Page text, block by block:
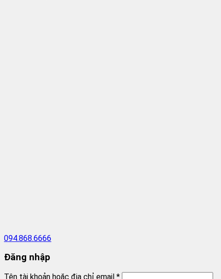
094.868.6666
Đăng nhập
Tên tài khoản hoặc địa chỉ email *